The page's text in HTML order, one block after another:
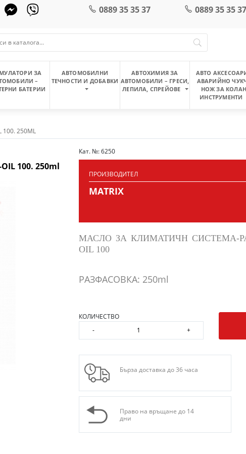
0889 35 35 37 0889 35 35 37
ЗА
–
БАТЕРИИ
АВТОМОБИЛНИ
ТЕЧНОСТИ И ДОБАВКИ
АВТОХИМИЯ ЗА
АВТОМОБИЛИ – ГРЕСИ,
ЛЕПИЛА, СПРЕЙОВЕ
АВТО
АВАРИЙНО
НОЖ ЗА КОЛАН,
ИНСТРУМЕНТИ
250ML
100. 250ml
Кат. №: 6250
ПРОИЗВОДИТЕЛ
MATRIX
МАСЛО ЗА КЛИМАТИЧН СИСТЕМА-
OIL 100
РАЗФАСОВКА: 250ml
КОЛИЧЕСТВО
-
+
Бърза доставка до 36 часа
Право на връщане до 14
дни